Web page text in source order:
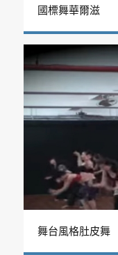
國標舞華爾滋
舞台風格肚皮舞